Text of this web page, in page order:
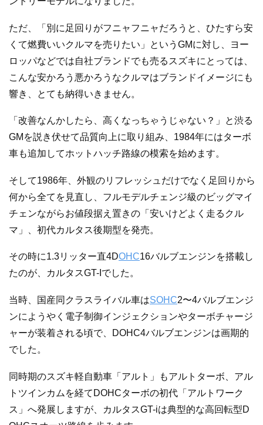
ただ、「別に足回りがフニャフニャだろうと、ひたすら安
くて燃費いいクルマを売りたい」というGMに対し、ヨー
ロッパなどでは自社ブランドでも売るスズキにとっては、
こんな安かろう悪かろうなクルマはブランドイメージにも
響き、とても納得いきません。
「改善なんかしたら、高くなっちゃうじゃない？」と渋る
GMを説き伏せて品質向上に取り組み、1984年にはターボ
車も追加してホットハッチ路線の模索を始めます。
そして1986年、外観のリフレッシュだけでなく足回りから
何から全てを見直し、フルモデルチェンジ級のビッグマイ
チェンながらお値段据え置きの「安いけどよく走るクル
マ」、初代カルタス後期型を発売。
その時に1.3リッター直4DOHC16バルブエンジンを搭載し
たのが、カルタスGT-Iでした。
当時、国産同クラスライバル車はSOHC2〜4バルブエンジ
ンにようやく電子制御インジェクションやターボチャージ
ャーが装着される頃で、DOHC4バルブエンジンは画期的
でした。
同時期のスズキ軽自動車「アルト」もアルトターボ、アル
トツインカムを経てDOHCターボの初代「アルトワーク
ス」へ発展しますが、カルタスGT-iは典型的な高回転型D